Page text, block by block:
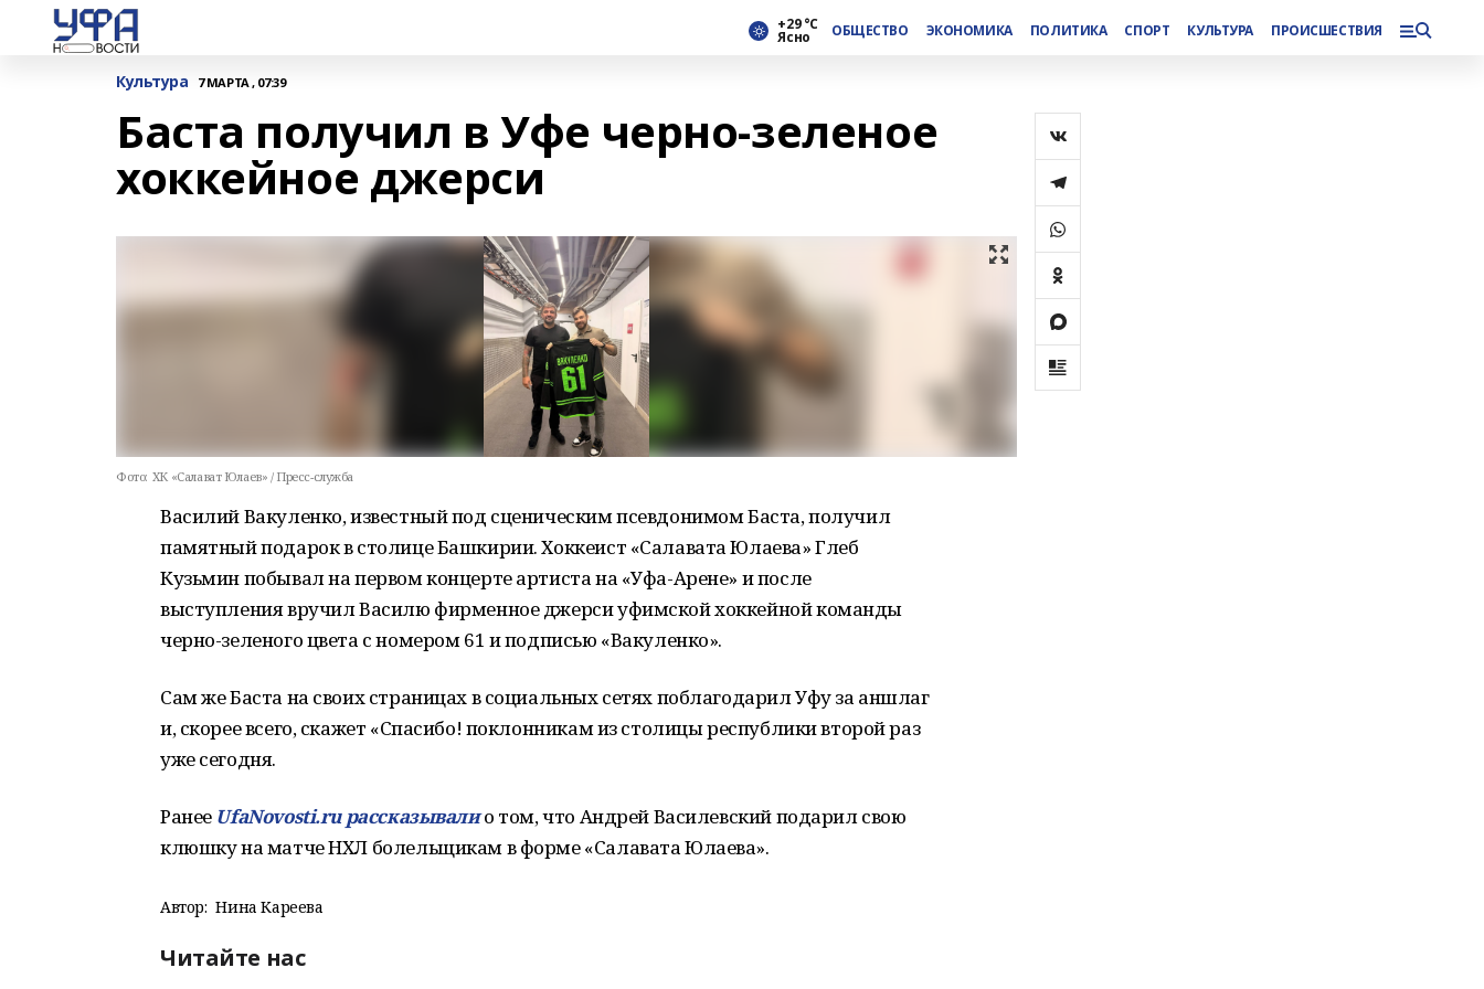
+29 °С
Ясно ОБЩЕСТВО ЭКОНОМИКА ПОЛИТИКА СПОРТ КУЛЬТУРА ПРОИСШЕСТВИЯ
Культура 7 МАРТА , 07:39
Баста получил в Уфе черно-зеленое
хоккейное джерси
Фото: ХК «Салават Юлаев» / Пресс-служба
Василий Вакуленко, известный под сценическим псевдонимом Баста, получил
памятный подарок в столице Башкирии. Хоккеист «Салавата Юлаева» Глеб
Кузьмин побывал на первом концерте артиста на «Уфа-Арене» и после
выступления вручил Василю фирменное джерси уфимской хоккейной команды
черно-зеленого цвета с номером 61 и подписью «Вакуленко».
Сам же Баста на своих страницах в социальных сетях поблагодарил Уфу за аншлаг
и, скорее всего, скажет «Спасибо! поклонникам из столицы республики второй раз
уже сегодня.
Ранее UfaNovosti.ru рассказывалио том, что Андрей Василевский подарил свою
клюшку на матче НХЛ болельщикам в форме «Салавата Юлаева».
Автор: Нина Кареева
Читайте нас